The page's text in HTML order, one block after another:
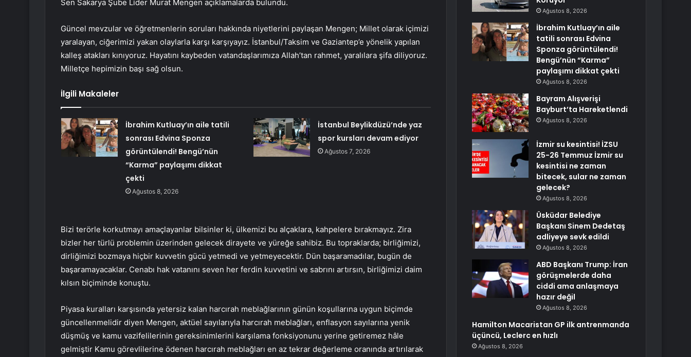
Sen Sakarya Şube Lider Murat Mengen açıklamalarda bulundu.
Güncel mevzular ve öğretmenlerin soruları hakkında niyetlerini paylaşan Mengen; Millet olarak içimizi
yaralayan, ciğerimizi yakan olaylarla karşı karşıyayız. İstanbul/Taksim ve Gaziantep’e yönelik yapılan
kalleş atakları kınıyoruz. Hayatını kaybeden vatandaşlarımıza Allah’tan rahmet, yaralılara şifa diliyoruz.
Milletçe hepimizin başı sağ olsun.
İlgili Makaleler
İbrahim Kutluay’ın aile tatili
sonrası Edvina Sponza
görüntülendi! Bengü’nün
“Karma” paylaşımı dikkat
çekti
Ağustos 8, 2026
İstanbul Beylikdüzü’nde yaz
spor kursları devam ediyor
Ağustos 7, 2026
Bizi terörle korkutmayı amaçlayanlar bilsinler ki, ülkemizi bu alçaklara, kahpelere bırakmayız. Zira
bizler her türlü problemin üzerinden gelecek dirayete ve yüreğe sahibiz. Bu topraklarda; birliğimizi,
dirliğimizi bozmaya hiçbir kuvvetin gücü yetmedi ve yetmeyecektir. Dün başaramadılar, bugün de
başaramayacaklar. Cenabı hak vatanını seven her ferdin kuvvetini ve sabrını artırsın, birliğimizi daim
kılsın biçiminde konuştu.
Piyasa kuralları karşısında yetersiz kalan harcırah meblağlarının günün koşullarına uygun biçimde
güncellenmelidir diyen Mengen, aktüel sayılarıyla harcırah meblağları, enflasyon sayılarına yenik
düşmüş ve kamu vazifelilerinin gereksinimlerini karşılama fonksiyonunu yerine getiremez hâle
gelmiştir Kamu görevlilerine ödenen harcırah meblağları en az tekrar değerleme oranında artırılarak
Ağustos 8, 2026
İbrahim Kutluay’ın aile
tatili sonrası Edvina
Sponza görüntülendi!
Bengü’nün “Karma”
paylaşımı dikkat çekti
Ağustos 8, 2026
Bayram Alışverişi
Bayburt’ta Hareketlendi
Ağustos 8, 2026
İzmir su kesintisi! İZSU
25-26 Temmuz İzmir su
kesintisi ne zaman
bitecek, sular ne zaman
gelecek?
Ağustos 8, 2026
Üsküdar Belediye
Başkanı Sinem Dedetaş
adliyeye sevk edildi
Ağustos 8, 2026
ABD Başkanı Trump: İran
görüşmelerde daha
ciddi ama anlaşmaya
hazır değil
Ağustos 8, 2026
Hamilton Macaristan GP ilk antrenmanda
üçüncü, Leclerc en hızlı
Ağustos 8, 2026